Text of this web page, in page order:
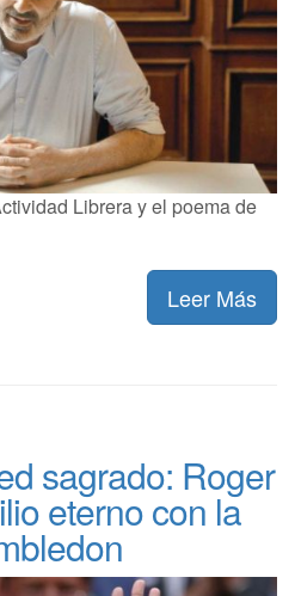
Librera y el poema de
Leer Más
sagrado: Roger
eterno con la